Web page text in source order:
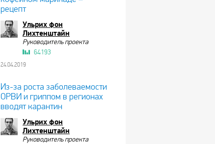
рецепт
Ульрих фон
Лихтенштайн
Руководитель проекта
64193
24.04.2019
Из-за роста заболеваемости
ОРВИ и гриппом в регионах
вводят карантин
Ульрих фон
Лихтенштайн
Руководитель проекта